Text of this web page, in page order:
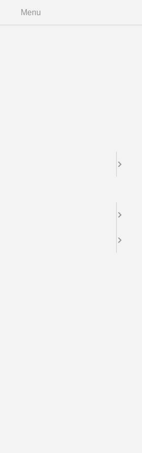
inloggen english
Menu